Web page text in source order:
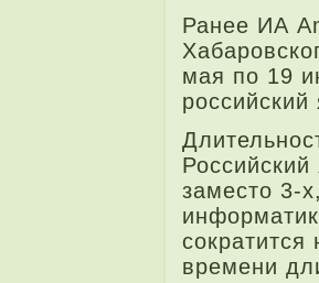
Ранее ИА
мая по 19
заместо 3-
времени